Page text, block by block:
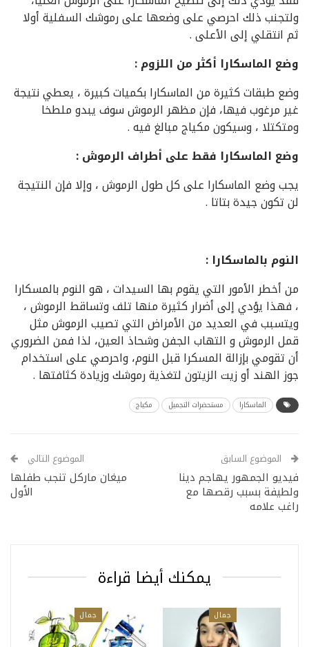
ولتجنب ذلك احرصي على وضعها على رموشك السفلية أولا
ثم انتقلي إلى الأعلى .
وضع الماسكارا أكثر من اللزوم :
وضع طبقات كثيرة من الماسكارا بكميات كبيرة ، يعطي نتيجة
غير مرغوب فيها، فإن مظهر الرموش سوف يبدو ملطخا
ومتكتلا ، وسيكون مكياج مبالغ فيه .
وضع الماسكارا فقط على أطراف الرموش :
يجب وضع الماسكارا على كل طول الرموش ، وإلا فإن النتيجة
لن تكون جيدة بتاتا .
النوم بالماسكارا :
من أخطر الأمور التي يقوم بها السيدات ، هو النوم بالمسكارا
، فهذا يؤدي إلى أضرار كثيرة منها تلف وتساقط الرموش ،
ويتسبب في العديد من الأمراض التي تصيب الرموش مثل
قمل الرموش و التهاب الجفن وشحاذ العين، لذا فمن الضروري
أن تقومي بإزالة المسكرا قبل النوم، واحرصي على استخدام
جوز الهند أو زيت الزيتون لتغذية رموشك وزيادة كثافتها .
الماسكارا مستحضرات التجميل مكياج
الموضوع السابق
فيديو الجمهور يهاجم دينا
ولطيفة بسبب رقصها مع
راغب علامه
الموضوع التالي
ميغان ماركل تنجب طفلها
الأول
يمكنك أيضا قراءة
جمال جمال